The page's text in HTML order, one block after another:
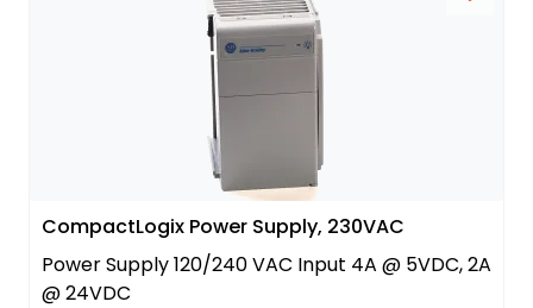
CompactLogix Power Supply, 230VAC
Power Supply 120/240 VAC Input 4A @ 5VDC, 2A
@ 24VDC